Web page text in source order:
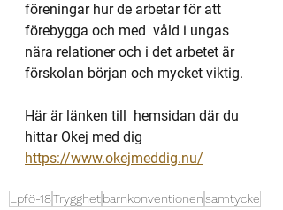
föreningar hur de arbetar för att
förebygga och med  våld i ungas
nära relationer och i det arbetet är
förskolan början och mycket viktig.
Här är länken till  hemsidan där du
hittar Okej med dig
https://www.okejmeddig.nu/
Lpfö-18Trygghetbarnkonventionensamtycke